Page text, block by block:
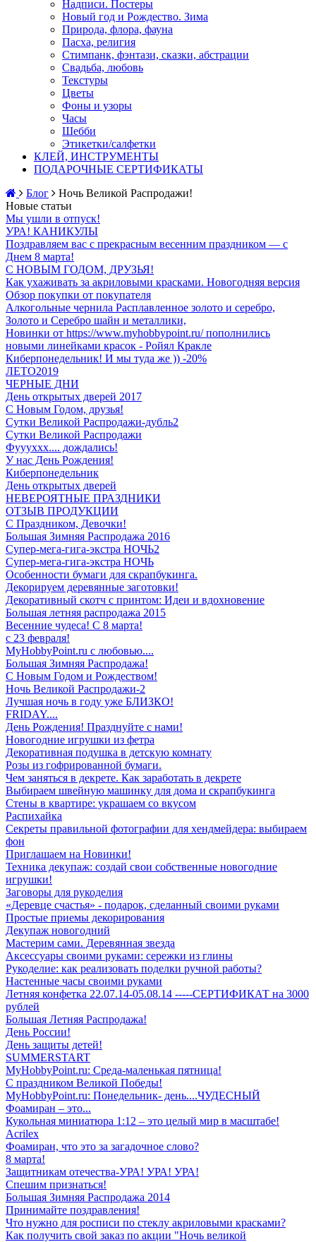
Надписи. Постеры
Новый год и Рождество. Зима
Природа, флора, фауна
Пасха, религия
Стимпанк, фэнтази, сказки, абстрации
Свадьба, любовь
Текстуры
Цветы
Фоны и узоры
Часы
Шебби
Этикетки/салфетки
КЛЕЙ, ИНСТРУМЕНТЫ
ПОДАРОЧНЫЕ СЕРТИФИКАТЫ
Блог
Ночь Великой Распродажи!
Новые статьи
Мы ушли в отпуск!
УРА! КАНИКУЛЫ
Поздравляем вас с прекрасным весенним праздником — с
Днем 8 марта!
С НОВЫМ ГОДОМ, ДРУЗЬЯ!
Как ухаживать за акриловыми красками. Новогодняя версия
Обзор покупки от покупателя
Алкогольные чернила Расплавленное золото и серебро,
Золото и Серебро шайн и металлики,
Новинки от https://www.myhobbypoint.ru/ пополнились
новыми линейками красок - Ройял Кракле
Киберпонедельник! И мы туда же )) -20%
ЛЕТО2019
ЧЕРНЫЕ ДНИ
День открытых дверей 2017
С Новым Годом, друзья!
Сутки Великой Распродажи-дубль2
Сутки Великой Распродажи
Фуууххх.... дождались!
У нас День Рождения!
Киберпонедельник
День открытых дверей
НЕВЕРОЯТНЫЕ ПРАЗДНИКИ
ОТЗЫВ ПРОДУКЦИИ
C Праздником, Девочки!
Большая Зимняя Распродажа 2016
Супер-мега-гига-экстра НОЧЬ2
Супер-мега-гига-экстра НОЧЬ
Особенности бумаги для скрапбукинга.
Декорируем деревянные заготовки!
Декоративный скотч с принтом: Идеи и вдохновение
Большая летняя распродажа 2015
Весенние чудеса! С 8 марта!
с 23 февраля!
MyHobbyPoint.ru с любовью....
Большая Зимняя Распродажа!
С Новым Годом и Рождеством!
Ночь Великой Распродажи-2
Лучшая ночь в году уже БЛИЗКО!
FRIDAY....
День Рождения! Празднуйте с нами!
Новогодние игрушки из фетра
Декоративная подушка в детскую комнату
Розы из гофрированной бумаги.
Чем заняться в декрете. Как заработать в декрете
Выбираем швейную машинку для дома и скрапбукинга
Стены в квартире: украшаем со вкусом
Распихайка
Секреты правильной фотографии для хендмейдера: выбираем
фон
Приглашаем на Новинки!
Техника декупаж: создай свои собственные новогодние
игрушки!
Заговоры для рукоделия
«Деревце счастья» - подарок, сделанный своими руками
Простые приемы декорирования
Декупаж новогодний
Мастерим сами. Деревянная звезда
Аксессуары своими руками: сережки из глины
Рукоделие: как реализовать поделки ручной работы?
Настенные часы своими руками
Летняя конфетка 22.07.14-05.08.14 -----СЕРТИФИКАТ на 3000
рублей
Большая Летняя Распродажа!
День России!
День защиты детей!
SUMMERSTART
MyHobbyPoint.ru: Среда-маленькая пятница!
С праздником Великой Победы!
MyHobbyPoint.ru: Понедельник- день....ЧУДЕСНЫЙ
Фоамиран – это...
Кукольная миниатюра 1:12 – это целый мир в масштабе!
Acrilex
Фоамиран, что это за загадочное слово?
8 марта!
Защитникам отечества-УРА! УРА! УРА!
Спешим признаться!
Большая Зимняя Распродажа 2014
Принимайте поздравления!
Что нужно для росписи по стеклу акриловыми красками?
Как получить свой заказ по акции "Ночь великой